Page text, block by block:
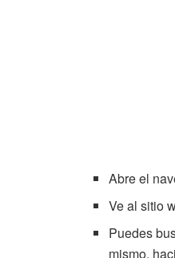
Abre el
Ve al sitio
Puedes
mismo,